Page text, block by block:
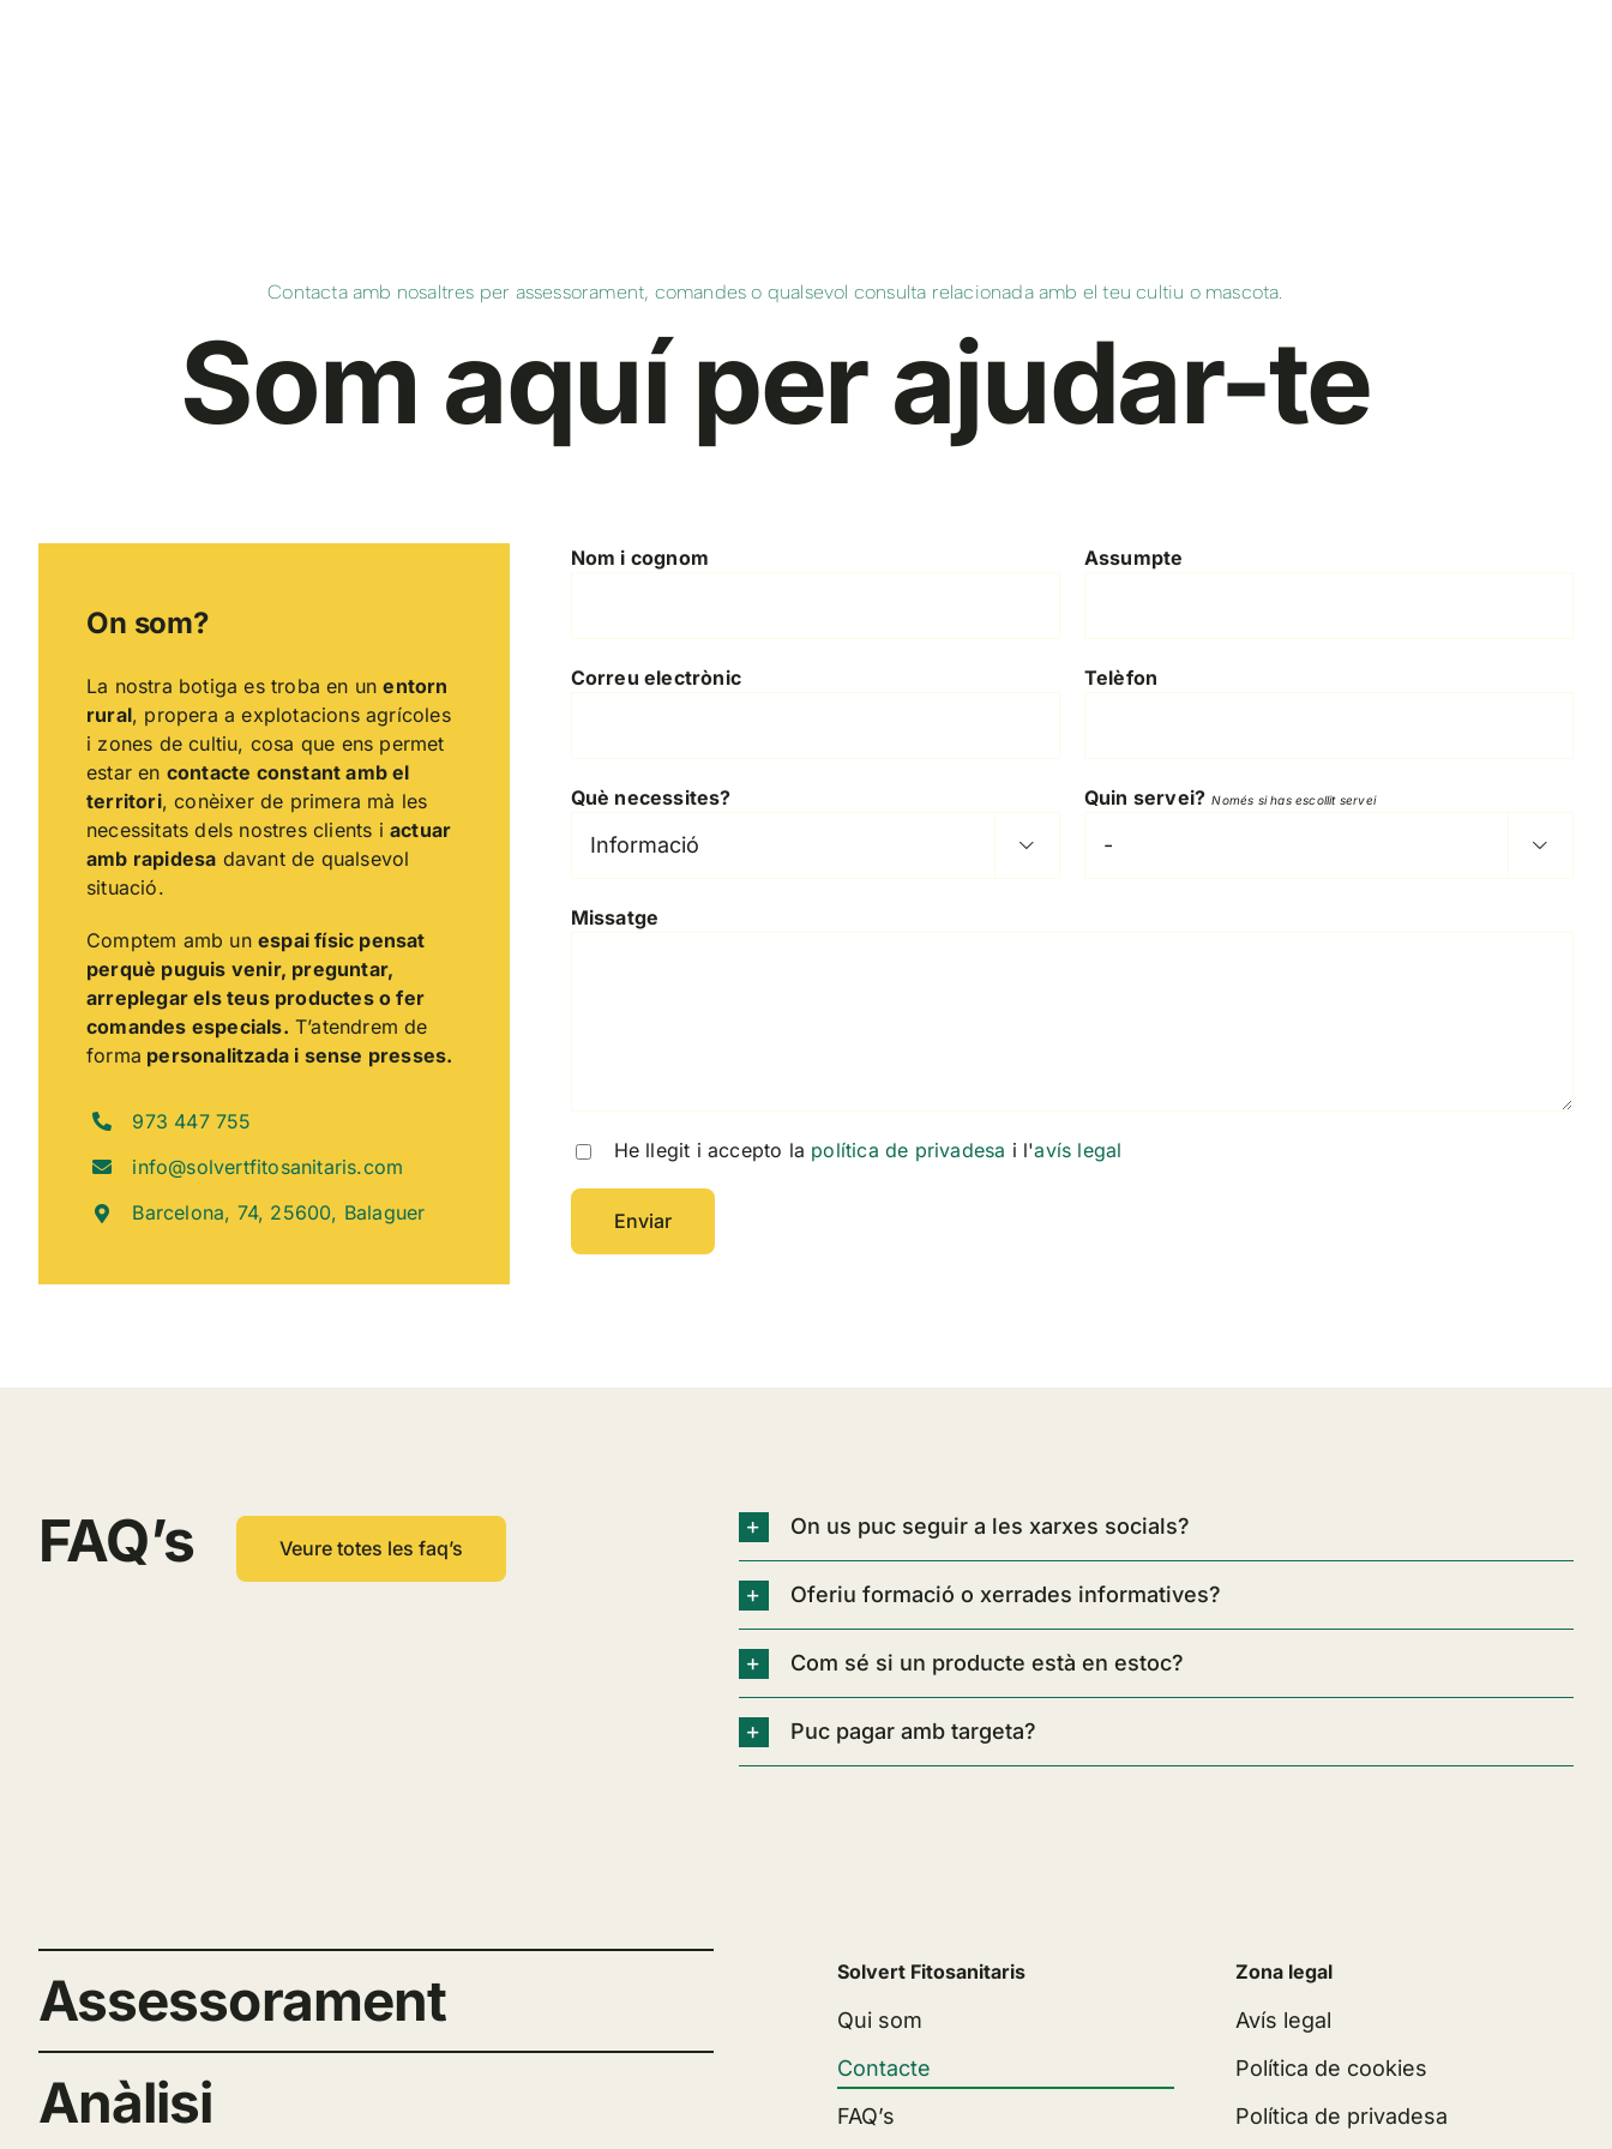
Contacta amb nosaltres per assessorament, comandes o qualsevol consulta relacionada amb el teu cultiu o mascota.
Som aquí per ajudar-te
On som?
La nostra botiga es troba en unentorn
rural, propera a explotacions agrícoles
i zones de cultiu, cosa que ens permet
estar en contacte constant amb el
territori, conèixer de primera mà les
necessitats dels nostres clients i actuar
amb rapidesa davant de qualsevol
situació.
Comptem amb un espai físic pensat
perquè puguis venir, preguntar,
arreplegar els teus productes o fer
comandes especials. T’atendrem de
forma personalitzada i sense presses.
973 447 755
info@solvertfitosanitaris.com
Barcelona, 74, 25600, Balaguer
Nom i cognom Assumpte
Correu electrònic Telèfon
Què necessites?

Quin servei? Només si has escollit servei

Missatge
He llegit i accepto la política de privadesa i l'avís legal
FAQ’s Veure totes les faq’s
On us puc seguir a les xarxes socials?
Oferiu formació o xerrades informatives?
Com sé si un producte està en estoc?
Puc pagar amb targeta?
Assessorament
Anàlisi
Solvert Fitosanitaris
Qui som
Contacte
FAQ’s
Zona legal
Avís legal
Política de cookies
Política de privadesa